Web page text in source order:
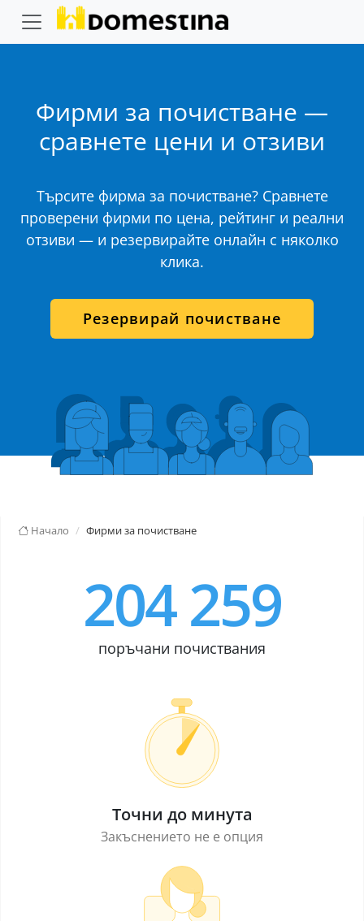
Фирми за почистване —
сравнете цени и отзиви
Търсите фирма за почистване? Сравнете
проверени фирми по цена, рейтинг и реални
отзиви — и резервирайте онлайн с няколко
клика.
Резервирай почистване
Начало Фирми за почистване
204 259
поръчани почиствания
Точни до минута
Закъснението не е опция